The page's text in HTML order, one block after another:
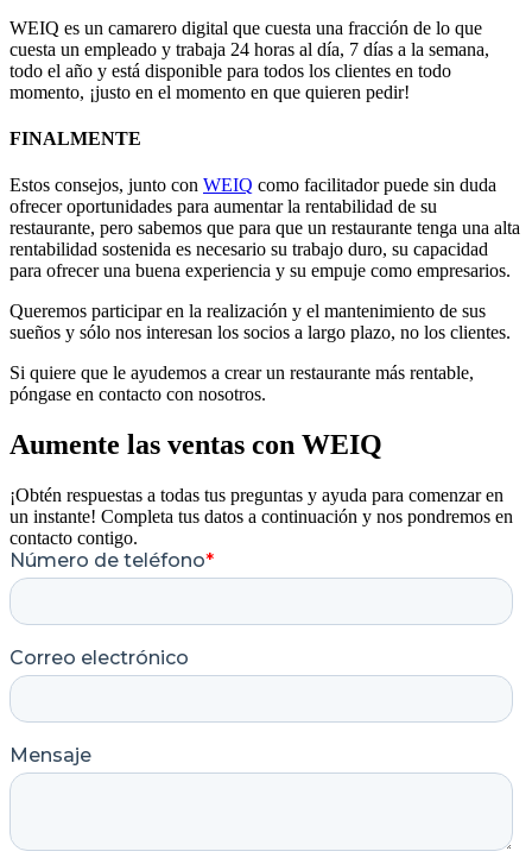
WEIQ es un camarero digital que cuesta una fracción de lo que
cuesta un empleado y trabaja 24 horas al día, 7 días a la semana,
todo el año y está disponible para todos los clientes en todo
momento, ¡justo en el momento en que quieren pedir!
FINALMENTE
Estos consejos, junto con WEIQ como facilitador puede sin duda
ofrecer oportunidades para aumentar la rentabilidad de su
restaurante, pero sabemos que para que un restaurante tenga una alta
rentabilidad sostenida es necesario su trabajo duro, su capacidad
para ofrecer una buena experiencia y su empuje como empresarios.
Queremos participar en la realización y el mantenimiento de sus
sueños y sólo nos interesan los socios a largo plazo, no los clientes.
Si quiere que le ayudemos a crear un restaurante más rentable,
póngase en contacto con nosotros.
Aumente las ventas con WEIQ
¡Obtén respuestas a todas tus preguntas y ayuda para comenzar en
un instante! Completa tus datos a continuación y nos pondremos en
contacto contigo.